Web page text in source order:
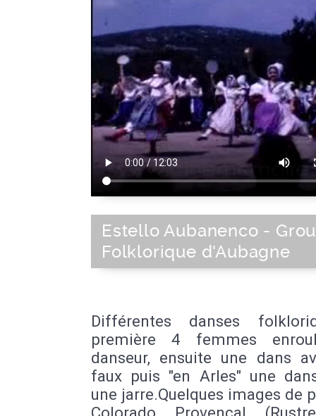
Estello Aubanenco -
Folklorique d'Aubagne
Différentes danses
première 4 femmes
danseur, ensuite une dans
faux puis "en Arles" une
une jarre.Quelques images de
Colorado Provençal